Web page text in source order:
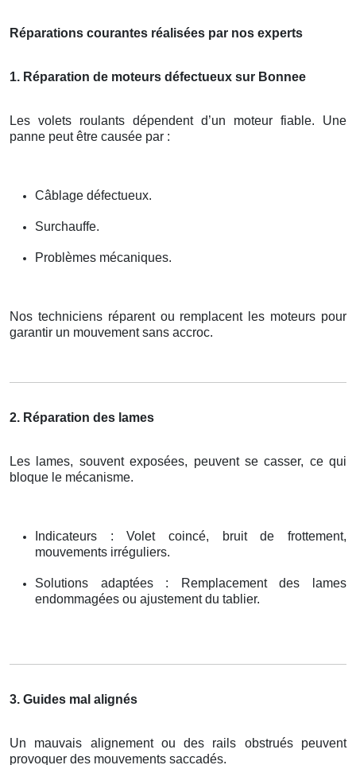
Réparations courantes réalisées par nos experts
1. Réparation de moteurs défectueux sur Bonnee
Les volets roulants dépendent d’un moteur fiable. Une
panne peut être causée par :
Câblage défectueux.
Surchauffe.
Problèmes mécaniques.
Nos techniciens réparent ou remplacent les moteurs pour
garantir un mouvement sans accroc.
2. Réparation des lames
Les lames, souvent exposées, peuvent se casser, ce qui
bloque le mécanisme.
Indicateurs : Volet coincé, bruit de frottement,
mouvements irréguliers.
Solutions adaptées : Remplacement des lames
endommagées ou ajustement du tablier.
3. Guides mal alignés
Un mauvais alignement ou des rails obstrués peuvent
provoquer des mouvements saccadés.